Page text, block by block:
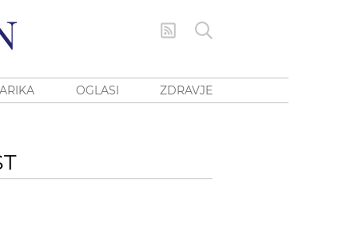
OGLASI ZDRAVJE